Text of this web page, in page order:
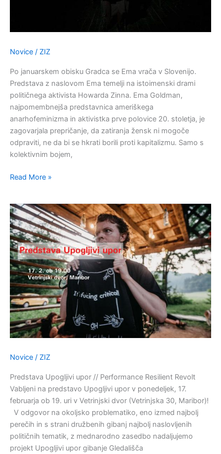
Novice / ZIZ
Po januarskem obisku Gradca se Ema vrača v Slovenijo.
Predstava z naslovom Ema temelji na istoimenski drami
političnega aktivista Howarda Zinna. Ema Goldman,
najpomembnejša predstavnica ameriškega
anarhofeminizma in aktivistka prve polovice 20. stoletja, je
zagovarjala prepričanje, da zatiranja žensk ni mogoče
odpraviti, ne da bi se hkrati borili proti kapitalizmu. Samo s
kolektivnim bojem,
Read More »
Novice / ZIZ
Predstava Upogljivi upor // Performance Resilient Revolt
Vabljeni na predstavo Upogljivi upor v ponedeljek, 17.
februarja ob 19. uri v Vetrinjski dvor (Vetrinjska 30, Maribor)!
V odgovor na okoljsko problematiko, eno izmed najbolj
perečih in s strani družbenih gibanj najbolj naslovljenih
političnih tematik, z mednarodno zasedbo nadaljujemo
projekt Upogljivi upor gibanje Gledališča
Predstava
Upogljivi
upor
//
Performance
Resilient
Revolt